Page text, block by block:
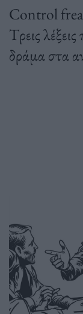
Control
Tρεις
δράμα στα